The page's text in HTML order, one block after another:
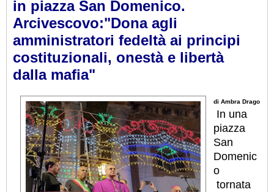
in piazza San Domenico.
Arcivescovo:"Dona agli
amministratori fedeltà ai principi
costituzionali, onestà e libertà
dalla mafia"
di Ambra Drago
In una
piazza
San
Domenic
o
tornata